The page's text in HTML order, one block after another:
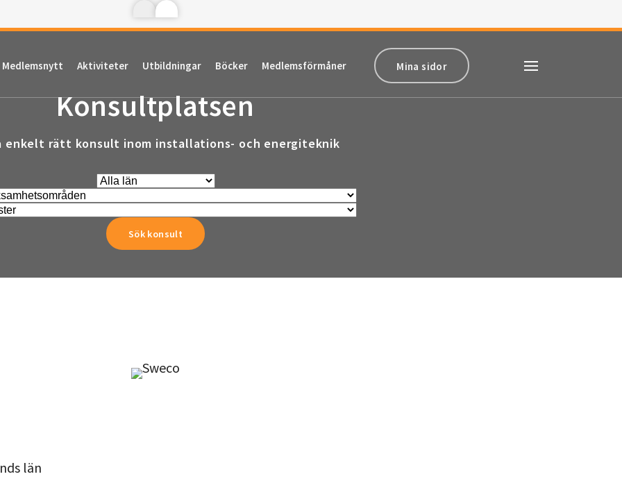
Mina sidor
Medlemsnytt Aktiviteter Utbildningar Böcker Medlemsförmåner
Konsultplatsen
enkelt rätt konsult inom installations- och energiteknik
län